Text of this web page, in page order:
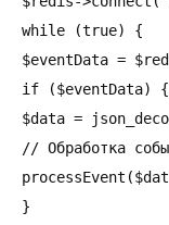
while (true) {
$eventData =
if ($eventData) {
$data =
// Обработка
}